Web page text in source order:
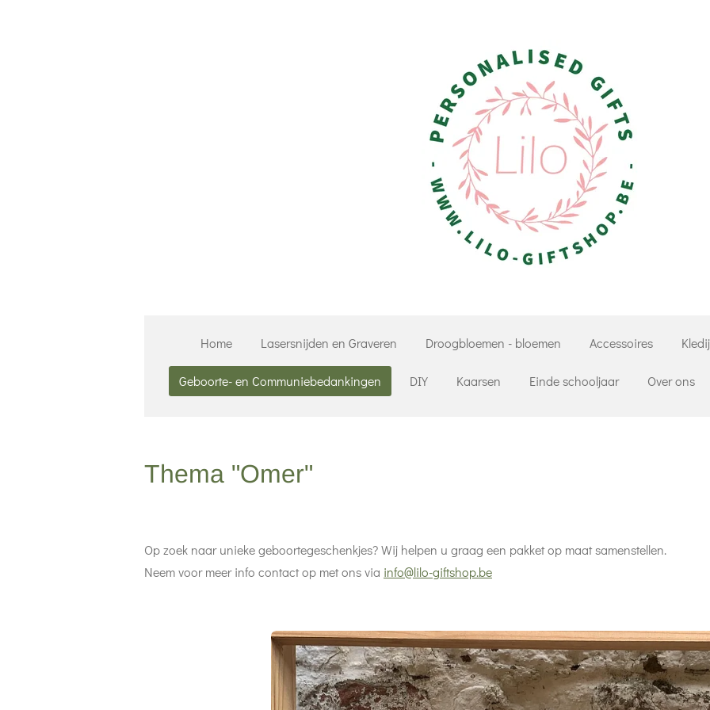
Home Lasersnijden en Graveren Droogbloemen - bloemen Accessoires Kledij
Geboorte- en Communiebedankingen DIY Kaarsen Einde schooljaar Over ons
Thema "Omer"
Op zoek naar unieke geboortegeschenkjes? Wij helpen u graag een pakket op maat samenstellen.
Neem voor meer info contact op met ons via info@lilo-giftshop.be